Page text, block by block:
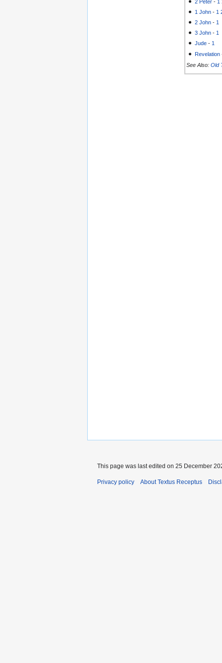
2 Peter - 1
1 John - 1
2 John - 1
3 John - 1
Jude -1
Revelation
See Also: Old
This page was last edited on 25 December
Privacy policy About Textus Receptus